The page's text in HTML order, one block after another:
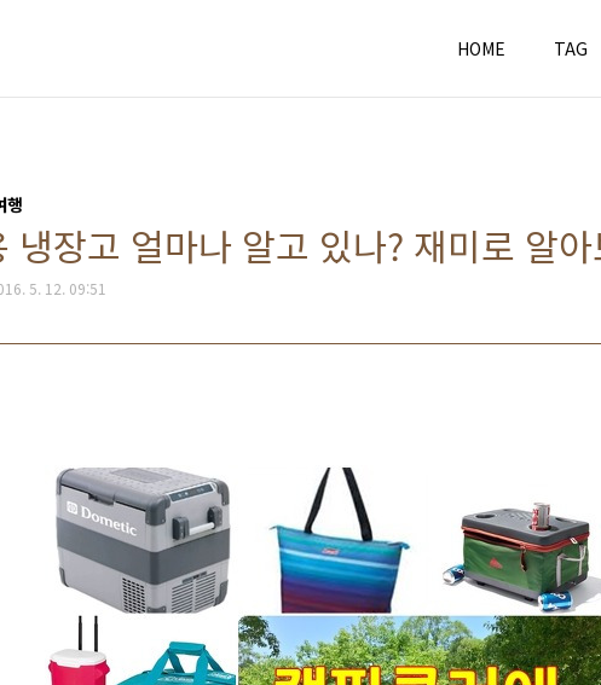
HOME TAG
행
냉장고 얼마나 알고 있나? 재미로 알
5. 12. 09:51